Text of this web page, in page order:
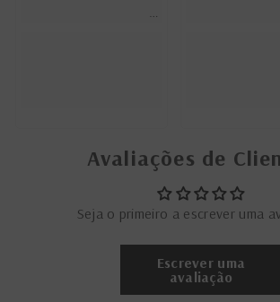
Avaliações de
Seja o primeiro a escrever uma
Escrever uma
avaliação